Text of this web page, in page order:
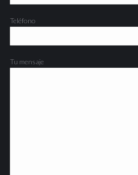
Teléfono
Tu mensaje